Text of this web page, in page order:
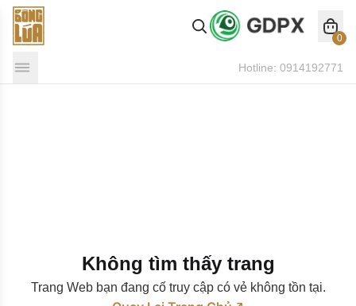
0
Hotline: 0914192771
Không tìm thấy trang
Trang Web bạn đang cố truy cập có vẻ không tồn tại.